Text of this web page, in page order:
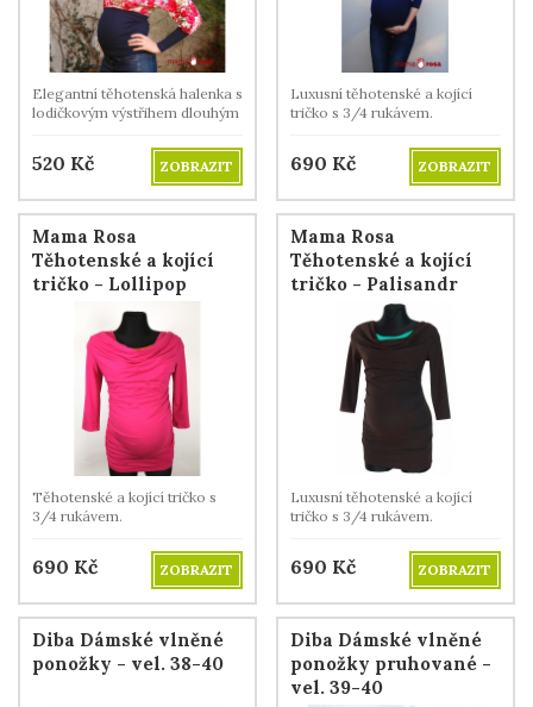
Elegantní těhotenská halenka s
lodičkovým výstřihem dlouhým
520 Kč ZOBRAZIT
Luxusní těhotenské a kojící
tričko s 3/4 rukávem.
690 Kč ZOBRAZIT
Mama Rosa
Těhotenské a kojící
tričko - Lollipop
Těhotenské a kojící tričko s
3/4 rukávem.
690 Kč ZOBRAZIT
Mama Rosa
Těhotenské a kojící
tričko - Palisandr
Luxusní těhotenské a kojící
tričko s 3/4 rukávem.
690 Kč ZOBRAZIT
Diba Dámské vlněné
ponožky - vel. 38-40
Diba Dámské vlněné
ponožky pruhované -
vel. 39-40